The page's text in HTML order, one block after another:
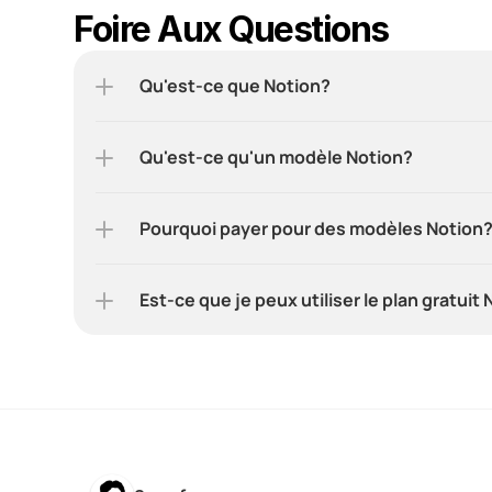
Foire Aux Questions
Qu'est-ce que Notion?
Qu'est-ce qu'un modèle Notion?
Pourquoi payer pour des modèles Notion?
Est-ce que je peux utiliser le plan gratuit